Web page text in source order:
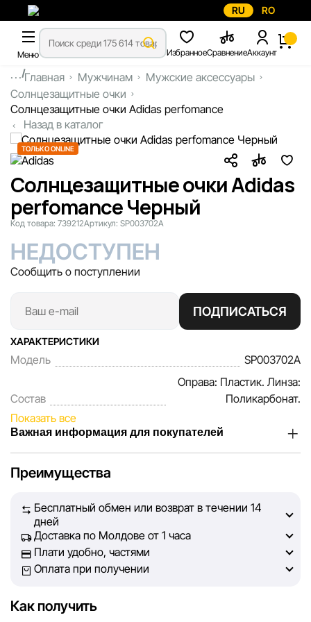
RU RO
Меню ИзбранноеСравнениеАккаунт
...Главная Мужчинам
Мужские аксессуары
Солнцезащитные очки
Солнцезащитные очки Adidas perfomance
Назад в каталог
ТОЛЬКО ONLINE
Солнцезащитные очки Adidas
perfomance Черный
Код товара: 739212Артикул: SP003702A
НЕДОСТУПЕН
Сообщить о поступлении
ПОДПИСАТЬСЯ
ХАРАКТЕРИСТИКИ
Модель SP003702A
Состав
Оправа: Пластик. Линза:
Поликарбонат.
Показать все
Важная информация для покупателей
наших покупателей. Каждый день мы работаем над тем,
на сайте, была максимально полной, объективной и
актуальной. Наша цель — обеспечить вас достоверной
информацией, чтобы вы смогли принять лучшее
решение о покупке.
не может гарантировать абсолютную точность всех
Преимущества
Бесплатный обмен или возврат в течении 14
дней
Доставка по Молдове от 1 часа
Плати удобно, частями
Оплата при получении
Как получить